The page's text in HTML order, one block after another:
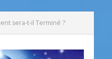
sera-t-il Terminé ?